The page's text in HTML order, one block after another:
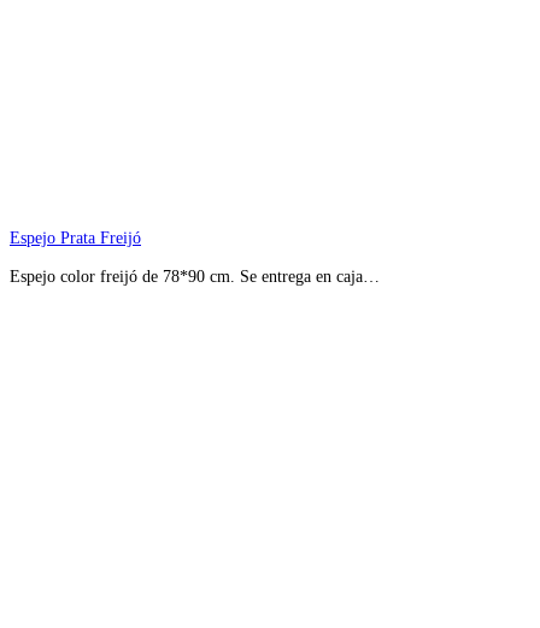
Espejo Prata Freijó
Espejo color freijó de 78*90 cm. Se entrega en caja…